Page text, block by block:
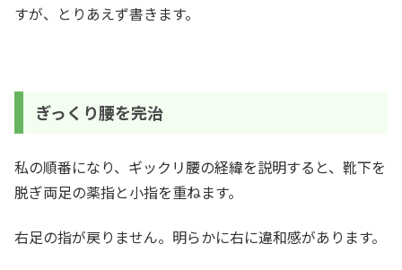
すが、とりあえず書きます。
ぎっくり腰を完治
私の順番になり、ギックリ腰の経緯を説明すると、靴下を
脱ぎ両足の薬指と小指を重ねます。
右足の指が戻りません。明らかに右に違和感があります。